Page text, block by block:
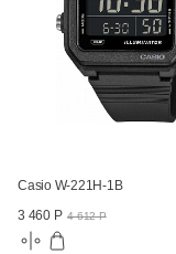
Casio W-221H-1B
3 460 Р 4 612 Р